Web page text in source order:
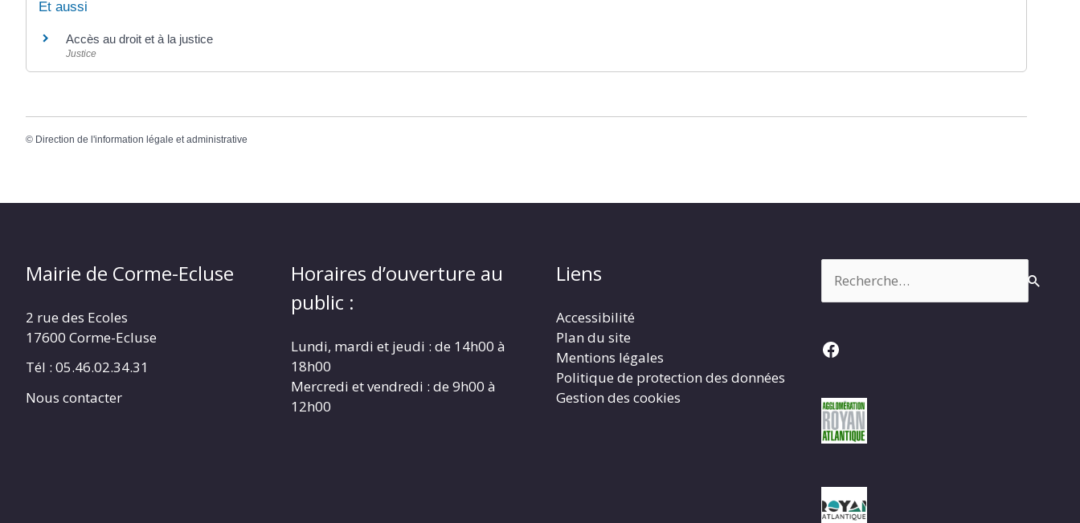
Et aussi
Accès au droit et à la justice
Justice
© Direction de l'information légale et administrative
Mairie de Corme-Ecluse
2 rue des Ecoles
17600 Corme-Ecluse
Tél : 05.46.02.34.31
Nous contacter
Horaires d’ouverture au
public :
Lundi, mardi et jeudi : de 14h00 à
18h00
Mercredi et vendredi : de 9h00 à
12h00
Liens
Accessibilité
Plan du site
Mentions légales
Politique de protection des données
Gestion des cookies
Facebook